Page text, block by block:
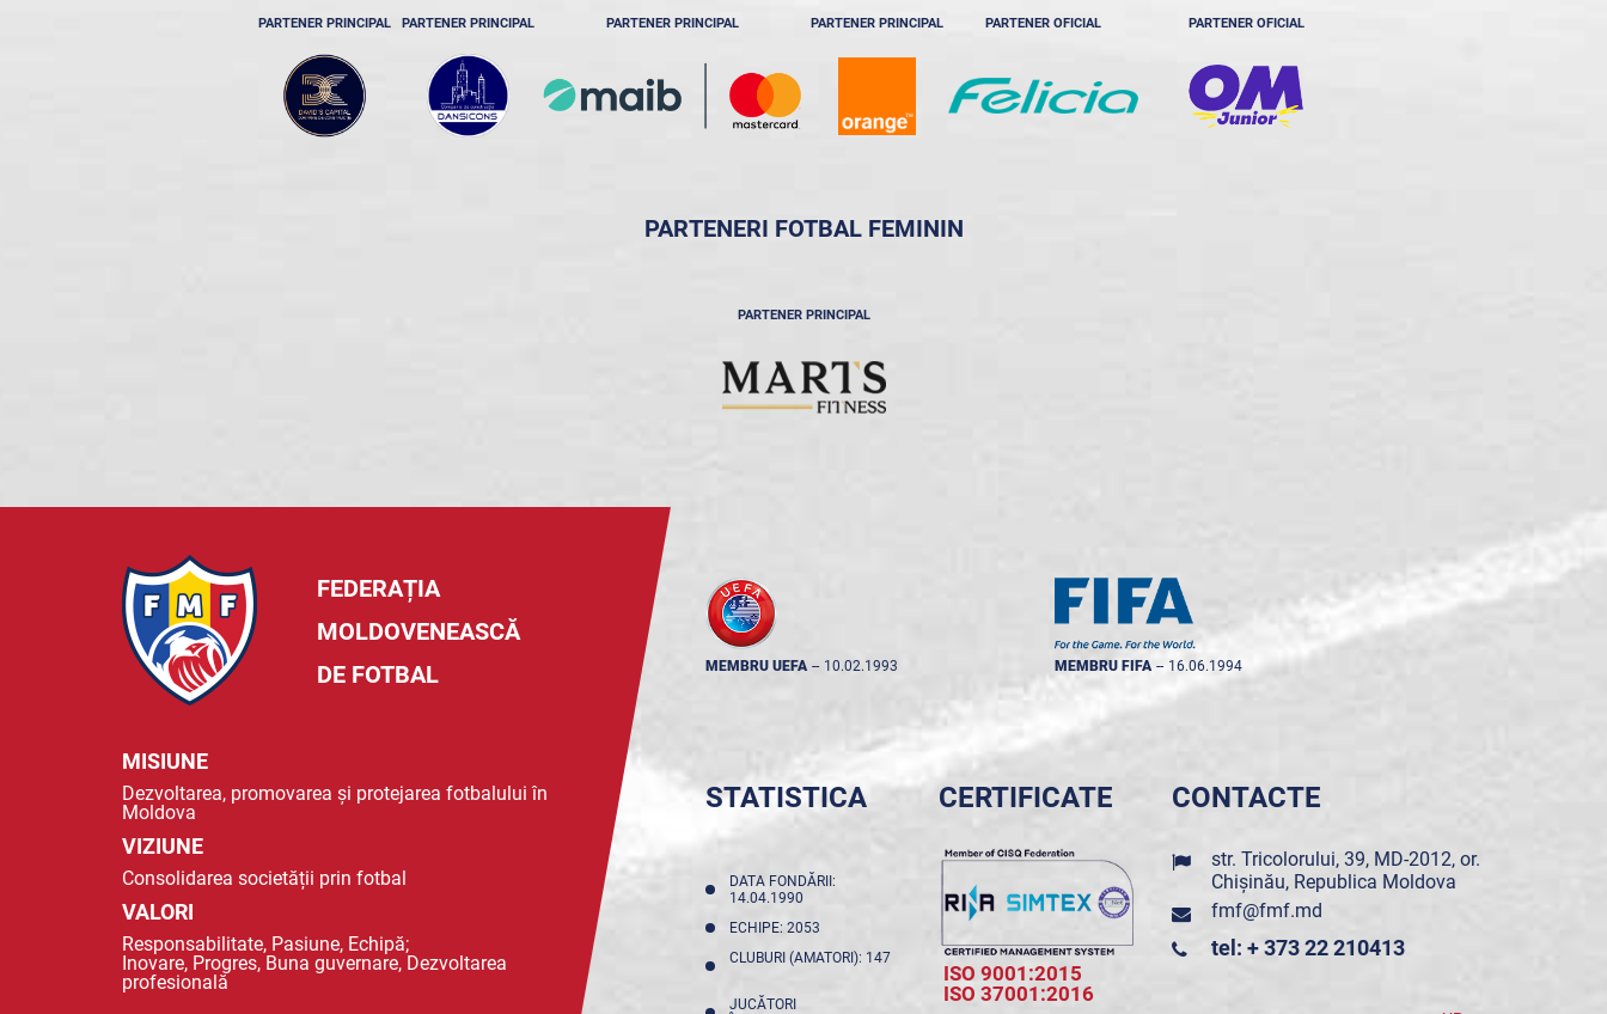
PARTENER PRINCIPAL PARTENER PRINCIPAL PARTENER PRINCIPAL PARTENER PRINCIPAL PARTENER OFICIAL PARTENER OFICIAL
PARTENERI FOTBAL FEMININ
PARTENER PRINCIPAL
FEDERAȚIA
MOLDOVENEASCĂ
DE FOTBAL
MISIUNE
Dezvoltarea, promovarea și protejarea fotbalului în
Moldova
VIZIUNE
Consolidarea societății prin fotbal
VALORI
Responsabilitate, Pasiune, Echipă;
Inovare, Progres, Buna guvernare, Dezvoltarea
profesională
MEMBRU UEFA -- 10.02.1993 MEMBRU FIFA -- 16.06.1994
STATISTICA
DATA FONDĂRII:
14.04.1990
ECHIPE: 2053
CLUBURI (AMATORI): 147
JUCĂTORI
CERTIFICATE
ISO 9001:2015
ISO 37001:2016
CONTACTE
str. Tricolorului, 39, MD-2012, or.
Chișinău, Republica Moldova
fmf@fmf.md
tel: + 373 22 210413